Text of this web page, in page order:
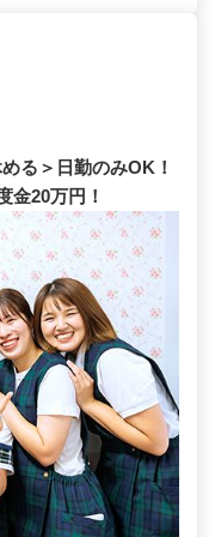
る＞日勤のみOK！
金20万円！